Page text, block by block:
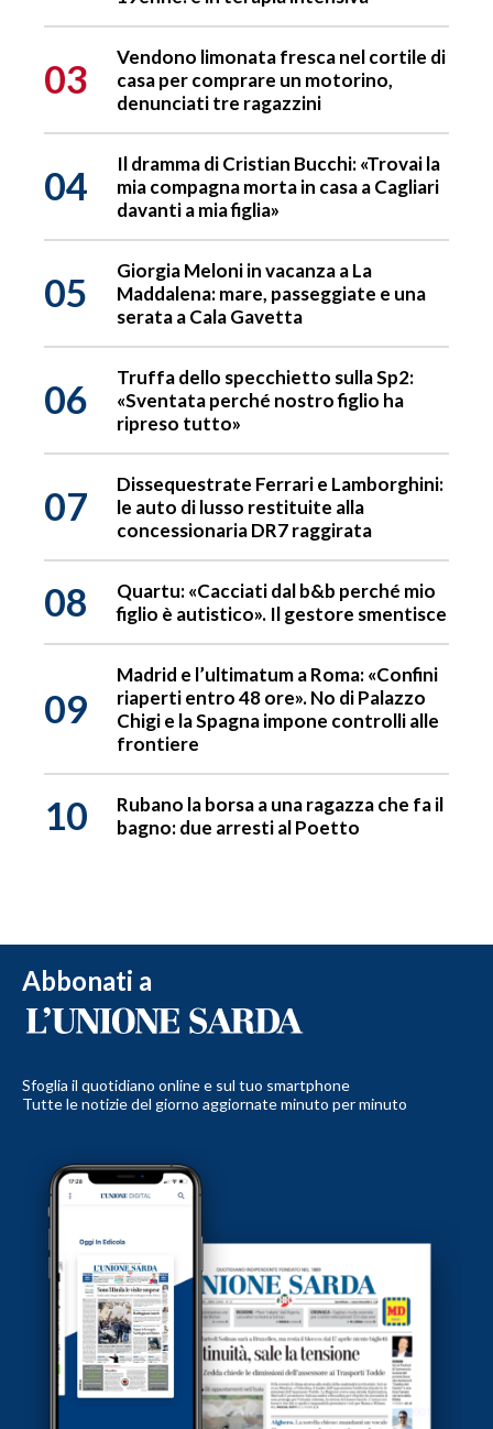
03
Vendono limonata fresca nel cortile di
casa per comprare un motorino,
denunciati tre ragazzini
04
Il dramma di Cristian Bucchi: «Trovai la
mia compagna morta in casa a Cagliari
davanti a mia figlia»
05
Giorgia Meloni in vacanza a La
Maddalena: mare, passeggiate e una
serata a Cala Gavetta
06
Truffa dello specchietto sulla Sp2:
«Sventata perché nostro figlio ha
ripreso tutto»
07
Dissequestrate Ferrari e Lamborghini:
le auto di lusso restituite alla
concessionaria DR7 raggirata
08
Quartu: «Cacciati dal b&b perché mio
figlio è autistico». Il gestore smentisce
09
Madrid e l’ultimatum a Roma: «Confini
riaperti entro 48 ore». No di Palazzo
Chigi e la Spagna impone controlli alle
frontiere
10
Rubano la borsa a una ragazza che fa il
bagno: due arresti al Poetto
Abbonati a
Sfoglia il quotidiano online e sul tuo smartphone
Tutte le notizie del giorno aggiornate minuto per minuto